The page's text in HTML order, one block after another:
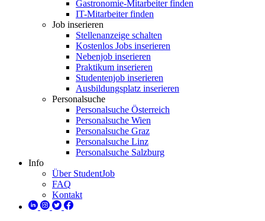
Gastronomie-Mitarbeiter finden
IT-Mitarbeiter finden
Job inserieren
Stellenanzeige schalten
Kostenlos Jobs inserieren
Nebenjob inserieren
Praktikum inserieren
Studentenjob inserieren
Ausbildungsplatz inserieren
Personalsuche
Personalsuche Österreich
Personalsuche Wien
Personalsuche Graz
Personalsuche Linz
Personalsuche Salzburg
Info
Über StudentJob
FAQ
Kontakt